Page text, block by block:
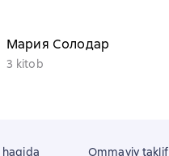
Мария Солодар
3 kitob
Ommaviy taklif